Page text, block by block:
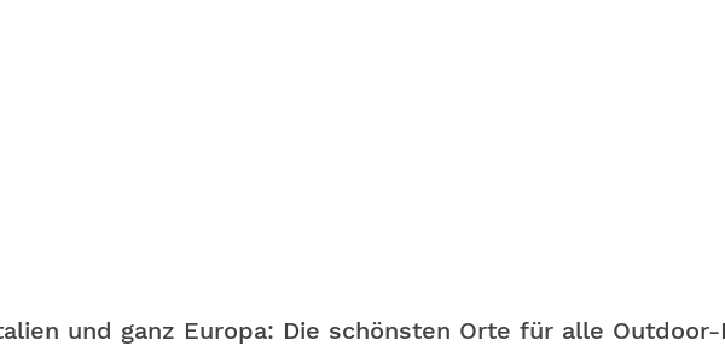
und ganz Europa: Die schönsten Orte für alle Outdoor-